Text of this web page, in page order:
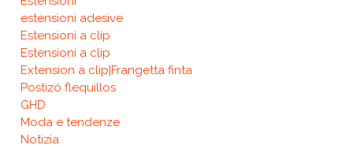
estensioni adesive
Estensioni a clip
Estensioni a clip
Extension a clip|Frangetta finta
Postizó flequillos
GHD
Moda e tendenze
Notizia